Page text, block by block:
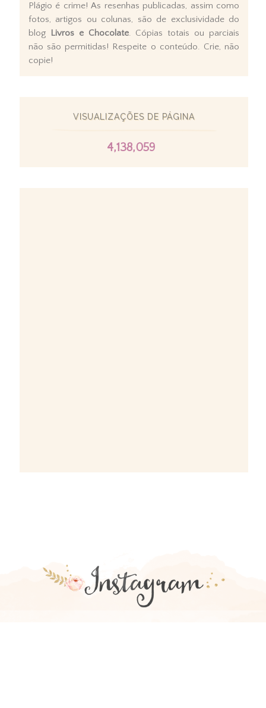
Plágio é crime! As resenhas publicadas, assim como
fotos, artigos ou colunas, são de exclusividade do
blog Livros e Chocolate. Cópias totais ou parciais
não são permitidas! Respeite o conteúdo. Crie, não
copie!
VISUALIZAÇÕES DE PÁGINA
4,138,059